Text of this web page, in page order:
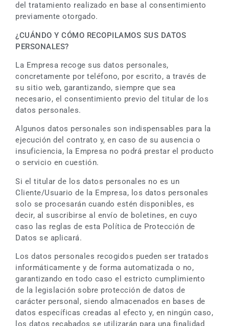
del tratamiento realizado en base al consentimiento
previamente otorgado.
¿CUÁNDO Y CÓMO RECOPILAMOS SUS DATOS
PERSONALES?
La Empresa recoge sus datos personales,
concretamente por teléfono, por escrito, a través de
su sitio web, garantizando, siempre que sea
necesario, el consentimiento previo del titular de los
datos personales.
Algunos datos personales son indispensables para la
ejecución del contrato y, en caso de su ausencia o
insuficiencia, la Empresa no podrá prestar el producto
o servicio en cuestión.
Si el titular de los datos personales no es un
Cliente/Usuario de la Empresa, los datos personales
solo se procesarán cuando estén disponibles, es
decir, al suscribirse al envío de boletines, en cuyo
caso las reglas de esta Política de Protección de
Datos se aplicará.
Los datos personales recogidos pueden ser tratados
informáticamente y de forma automatizada o no,
garantizando en todo caso el estricto cumplimiento
de la legislación sobre protección de datos de
carácter personal, siendo almacenados en bases de
datos específicas creadas al efecto y, en ningún caso,
los datos recabados se utilizarán para una finalidad